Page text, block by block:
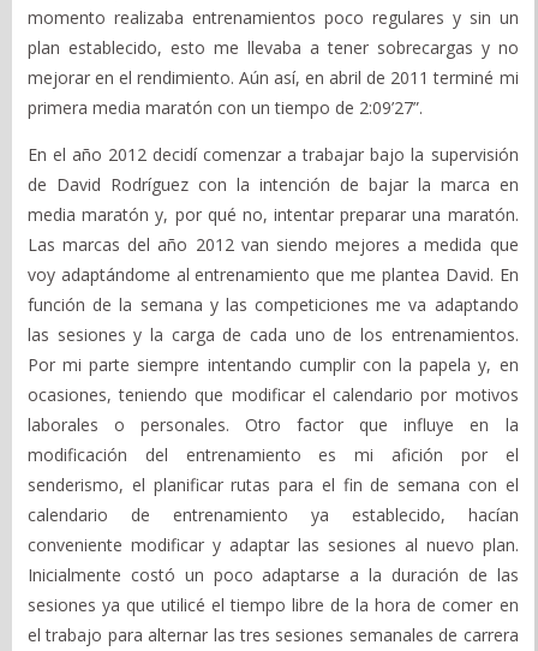
momento realizaba entrenamientos poco regulares y sin un
plan establecido, esto me llevaba a tener sobrecargas y no
mejorar en el rendimiento. Aún así, en abril de 2011 terminé mi
primera media maratón con un tiempo de 2:09’27”.
En el año 2012 decidí comenzar a trabajar bajo la supervisión
de David Rodríguez con la intención de bajar la marca en
media maratón y, por qué no, intentar preparar una maratón.
Las marcas del año 2012 van siendo mejores a medida que
voy adaptándome al entrenamiento que me plantea David. En
función de la semana y las competiciones me va adaptando
las sesiones y la carga de cada uno de los entrenamientos.
Por mi parte siempre intentando cumplir con la papela y, en
ocasiones, teniendo que modificar el calendario por motivos
laborales o personales. Otro factor que influye en la
modificación del entrenamiento es mi afición por el
senderismo, el planificar rutas para el fin de semana con el
calendario de entrenamiento ya establecido, hacían
conveniente modificar y adaptar las sesiones al nuevo plan.
Inicialmente costó un poco adaptarse a la duración de las
sesiones ya que utilicé el tiempo libre de la hora de comer en
el trabajo para alternar las tres sesiones semanales de carrera